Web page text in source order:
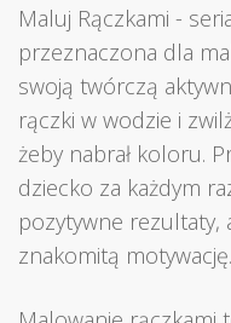
Maluj Rączkami -
przeznaczona dla
swoją twórczą
rączki w wodzie i
żeby nabrał koloru.
dziecko za każdym
pozytywne rezultaty,
znakomitą motywację.